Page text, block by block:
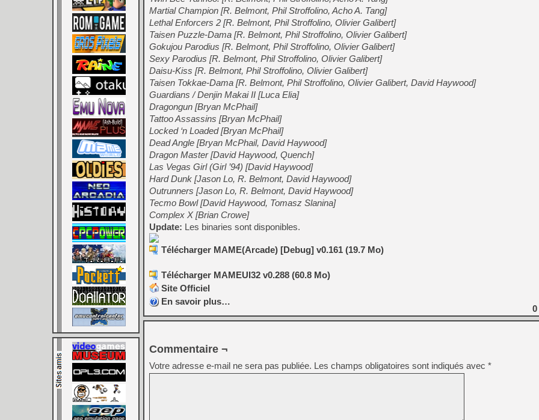
[Mo5] Deux inédits du
[GK] Le beat'em up The
[GK] Endless Legend 2 :
[LS] [PS5] Premiers
Martial Champion [R. Belmont, Phil Stroffolino, Acho A. Tang]
Lethal Enforcers 2 [R. Belmont, Phil Stroffolino, Olivier Galibert]
Taisen Puzzle-Dama [R. Belmont, Phil Stroffolino, Olivier Galibert]
Gokujou Parodius [R. Belmont, Phil Stroffolino, Olivier Galibert]
Sexy Parodius [R. Belmont, Phil Stroffolino, Olivier Galibert]
Daisu-Kiss [R. Belmont, Phil Stroffolino, Olivier Galibert]
Taisen Tokkae-Dama [R. Belmont, Phil Stroffolino, Olivier Galibert, David Haywood]
Guardians / Denjin Makai II [Luca Elia]
Dragongun [Bryan McPhail]
Tattoo Assassins [Bryan McPhail]
Locked ‘n Loaded [Bryan McPhail]
Dead Angle [Bryan McPhail, David Haywood]
Dragon Master [David Haywood, Quench]
Las Vegas Girl (Girl ’94) [David Haywood]
Hard Dunk [Jason Lo, R. Belmont, David Haywood]
Outrunners [Jason Lo, R. Belmont, David Haywood]
Tecmo Bowl [David Haywood, Tomasz Slanina]
Complex X [Brian Crowe]
Update: Les binaries sont disponibles.
Télécharger MAME(Arcade) [Debug] v0.161 (19.7 Mo)
Télécharger MAMEUI32 v0.288 (60.8 Mo)
Site Officiel
En savoir plus…
0
Commentaire ¬
Votre adresse e-mail ne sera pas publiée. Les champs obligatoires sont indiqués avec *